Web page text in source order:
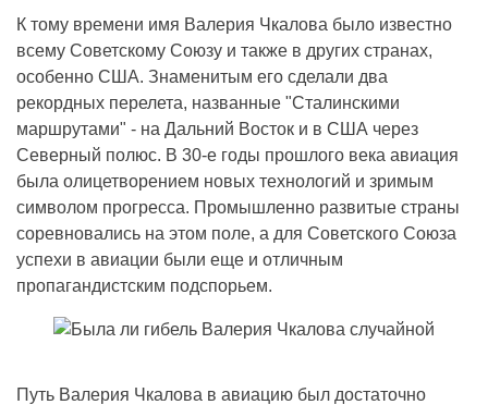
К тому времени имя Валерия Чкалова было известно
всему Советскому Союзу и также в других странах,
особенно США. Знаменитым его сделали два
рекордных перелета, названные "Сталинскими
маршрутами" - на Дальний Восток и в США через
Северный полюс. В 30-е годы прошлого века авиация
была олицетворением новых технологий и зримым
символом прогресса. Промышленно развитые страны
соревновались на этом поле, а для Советского Союза
успехи в авиации были еще и отличным
пропагандистским подспорьем.
Путь Валерия Чкалова в авиацию был достаточно